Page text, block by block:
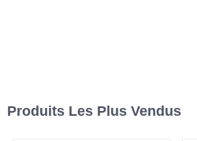
Produits Les Plus Vendus